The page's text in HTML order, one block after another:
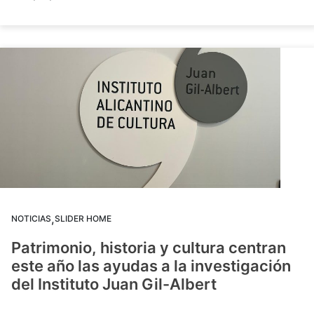
NOTICIAS,SLIDER HOME
Patrimonio, historia y cultura centran
este año las ayudas a la investigación
del Instituto Juan Gil-Albert